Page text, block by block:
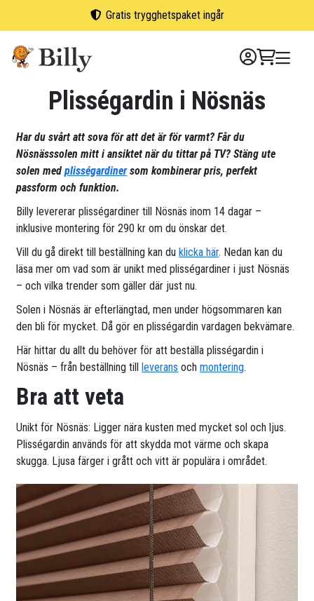
Gratis trygghetspaket ingår
Plisségardin i Nösnäs
Har du svårt att sova för att det är för varmt? Får du
Nösnässsolen mitt i ansiktet när du tittar på TV? Stäng ute
solen medplisségardinersom kombinerar pris, perfekt
passform och funktion.
Billy levererar plisségardiner till Nösnäs inom 14 dagar –
inklusive montering för 290 kr om du önskar det.
Vill du gå direkt till beställning kan duklicka här. Nedan kan du
läsa mer om vad som är unikt med plisségardiner i just Nösnäs
– och vilka trender som gäller där just nu.
Solen i Nösnäs är efterlängtad, men under högsommaren kan
den bli för mycket. Då gör en plisségardin vardagen bekvämare.
Här hittar du allt du behöver för att beställa plisségardin i
Nösnäs – från beställning tillleverans ochmontering.
Bra att veta
Unikt för Nösnäs: Ligger nära kusten med mycket sol och ljus.
Plisségardin används för att skydda mot värme och skapa
skugga. Ljusa färger i grått och vitt är populära i området.